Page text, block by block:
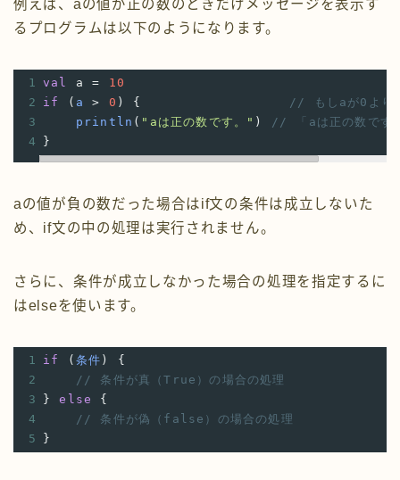
例えば、aの値が正の数のときだけメッセージを表示す
るプログラムは以下のようになります。
1 val a =
10
2
if ( a > 0 ) {
// もしaが0より
3
println ( "aは正の数です。" )
// 「aは正の数です
4
}
aの値が負の数だった場合はif文の条件は成立しないた
め、if文の中の処理は実行されません。
さらに、条件が成立しなかった場合の処理を指定するに
はelseを使います。
1 if ( 条件 ) {
2
// 条件が真（True）の場合の処理
3
} else
{
4
// 条件が偽（false）の場合の処理
5
}